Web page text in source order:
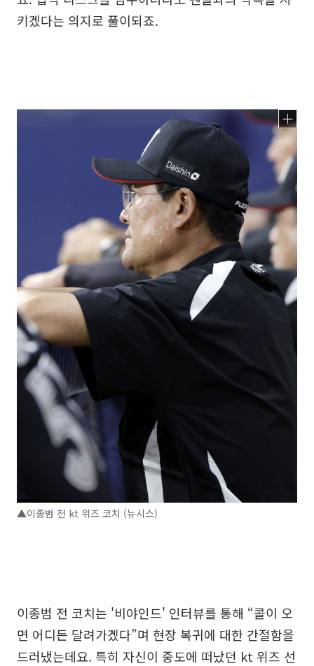
키겠다는 의지로 풀이되죠.
▲이종범 전 kt 위즈 코치 (뉴시스)
이종범 전 코치는 '비야인드' 인터뷰를 통해 “콜이 오
면 어디든 달려가겠다”며 현장 복귀에 대한 간절함을
드러냈는데요. 특히 자신이 중도에 떠났던 kt 위즈 선